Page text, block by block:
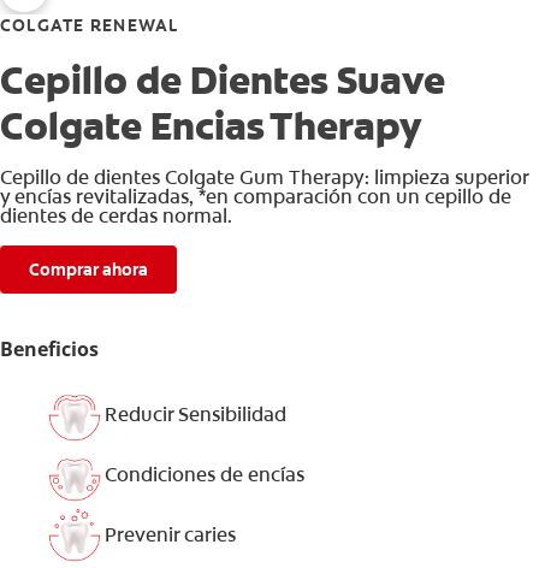
COLGATE RENEWAL
Cepillo de Dientes Suave
Colgate Encias Therapy
Cepillo de dientes Colgate Gum Therapy: limpieza superior
y encías revitalizadas, *en comparación con un cepillo de
dientes de cerdas normal.
Comprar ahora
Beneficios
Reducir Sensibilidad
Condiciones de encías
Prevenir caries